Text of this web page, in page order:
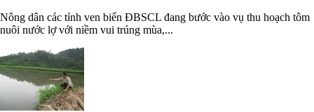
Nông dân các tỉnh ven biển ĐBSCL đang bước vào vụ thu hoạch tôm
nuôi nước lợ với niềm vui trúng mùa,...